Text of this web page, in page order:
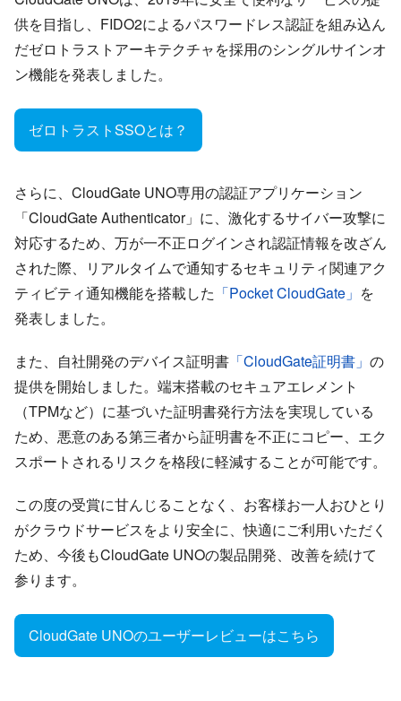
供を目指し、FIDO2によるパスワードレス認証を組み込ん
だゼロトラストアーキテクチャを採用のシングルサインオ
ン機能を発表しました。
ゼロトラストSSOとは？
さらに、CloudGate UNO専用の認証アプリケーション
「CloudGate Authenticator」に、激化するサイバー攻撃に
対応するため、万が一不正ログインされ認証情報を改ざん
された際、リアルタイムで通知するセキュリティ関連アク
ティビティ通知機能を搭載した 「Pocket CloudGate」 を
発表しました。
また、自社開発のデバイス証明書 「CloudGate証明書」 の
提供を開始しました。端末搭載のセキュアエレメント
（TPMなど）に基づいた証明書発行方法を実現している
ため、悪意のある第三者から証明書を不正にコピー、エク
スポートされるリスクを格段に軽減することが可能です。
この度の受賞に甘んじることなく、お客様お一人おひとり
がクラウドサービスをより安全に、快適にご利用いただく
ため、今後もCloudGate UNOの製品開発、改善を続けて
参ります。
CloudGate UNOのユーザーレビューはこちら